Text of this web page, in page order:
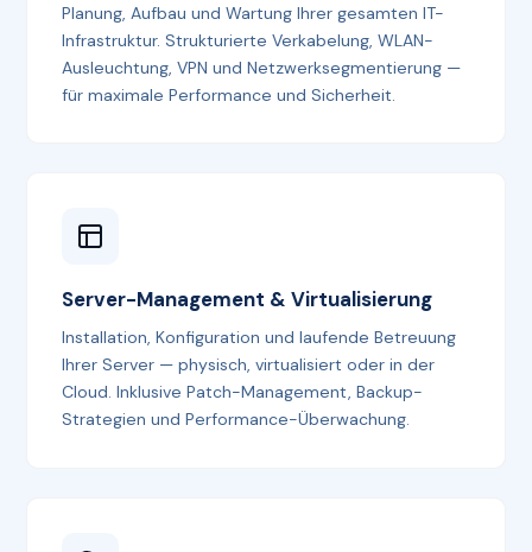
Planung, Aufbau und Wartung Ihrer gesamten IT-
Infrastruktur. Strukturierte Verkabelung, WLAN-
Ausleuchtung, VPN und Netzwerksegmentierung —
für maximale Performance und Sicherheit.
Server-Management & Virtualisierung
Installation, Konfiguration und laufende Betreuung
Ihrer Server — physisch, virtualisiert oder in der
Cloud. Inklusive Patch-Management, Backup-
Strategien und Performance-Überwachung.